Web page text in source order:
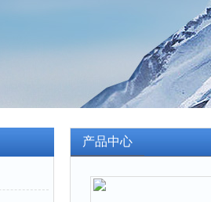
产品中心